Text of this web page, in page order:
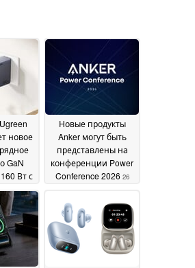
новое
GaN
Вт с
Wi-Fi,
July 2026
Новые продукты
Anker могут быть
представлены на
конференции Power
Conference 2026 26